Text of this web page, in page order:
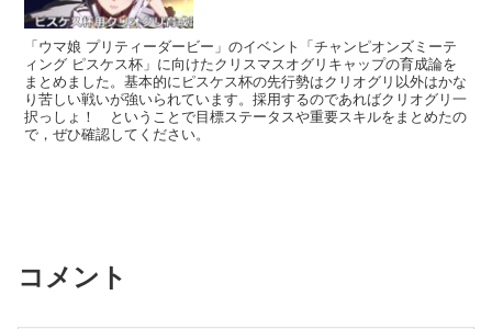
「ウマ娘 プリティーダービー」のイベント「チャンピオンズミーテ
ィング ピスケス杯」に向けたクリスマスオグリキャップの育成論を
まとめました。基本的にピスケス杯の先行勢はクリオグリ以外はかな
り苦しい戦いが強いられています。採用するのであればクリオグリ一
択っしょ！ ということで目標ステータスや重要スキルをまとめたの
で，ぜひ確認してください。
コメント